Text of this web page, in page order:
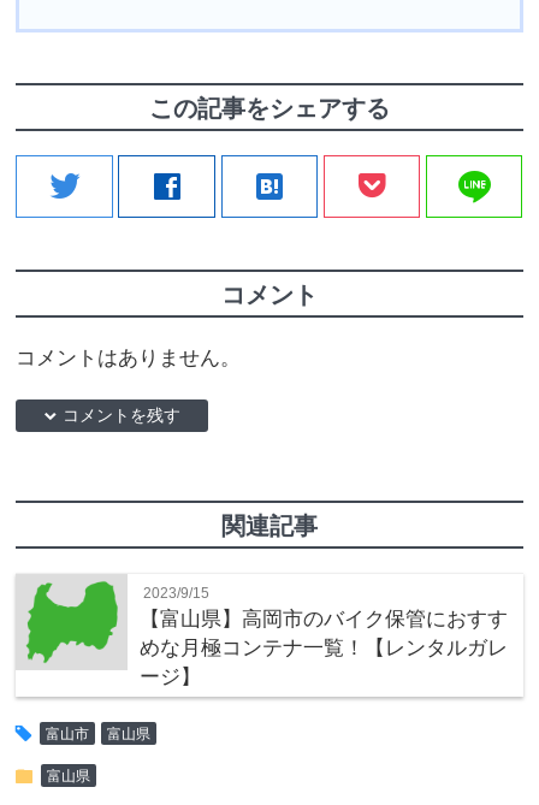
この記事をシェアする
twitter facebook hatenabookmark line
コメント
コメントはありません。
down コメントを残す
関連記事
2023/9/15
【富山県】高岡市のバイク保管におすす
めな月極コンテナ一覧！【レンタルガレ
ージ】
tag 富山市 富山県
folder 富山県